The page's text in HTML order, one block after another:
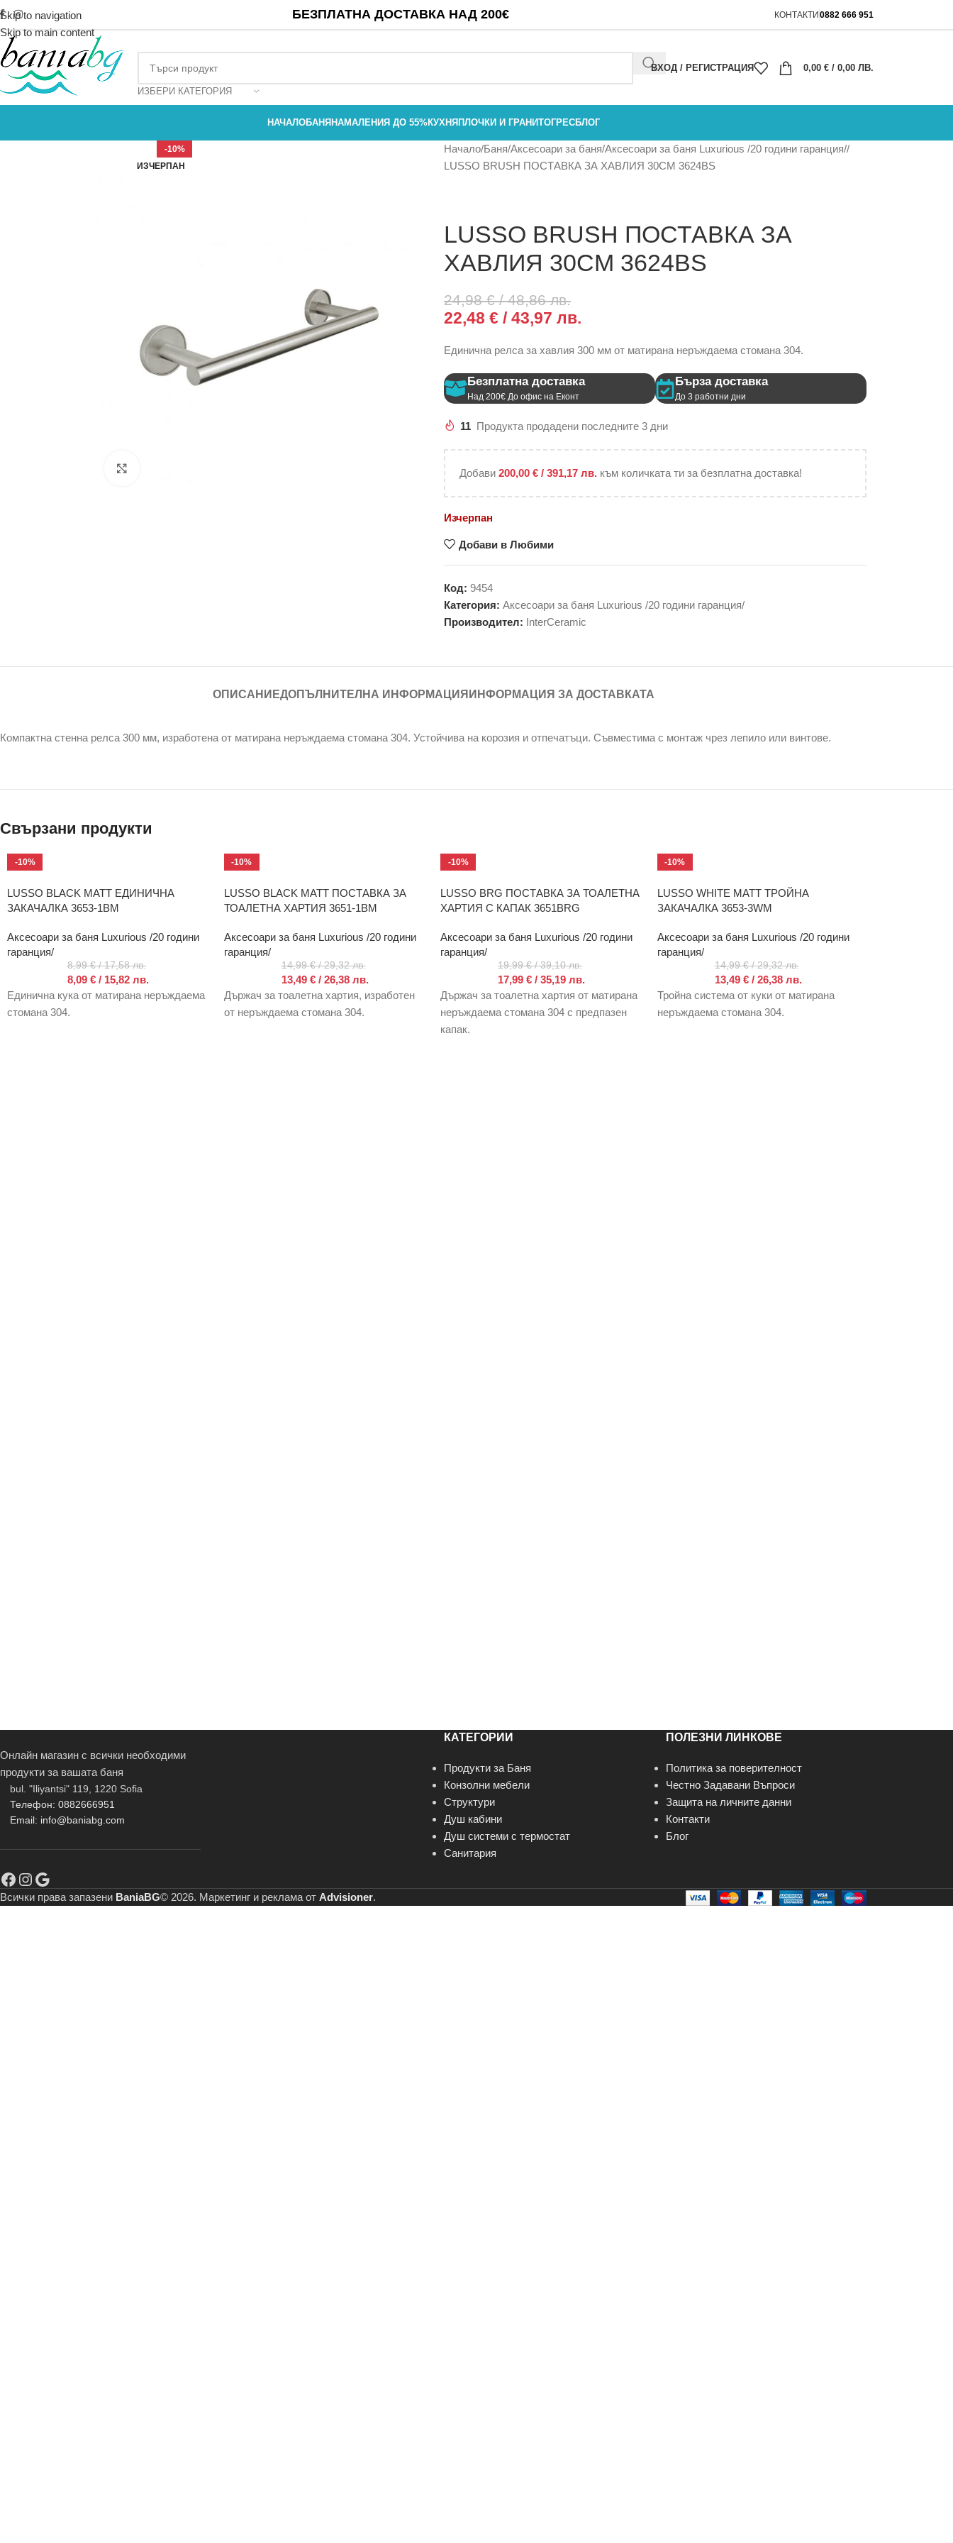
Skip to navigation
Skip to main content
БЕЗПЛАТНА ДОСТАВКА НАД 200€ КОНТАКТИ0882 666 951
ИЗБЕРИ КАТЕГОРИЯ
ВХОД / РЕГИСТРАЦИЯ 0,00 € / 0,00 ЛВ.
НАЧАЛОБАНЯ НАМАЛЕНИЯ ДО 55%КУХНЯ ПЛОЧКИ И ГРАНИТОГРЕСБЛОГ
-10%
ИЗЧЕРПАН
Начало Баня Аксесоари за баня Аксесоари за баня Luxurious /20 години гаранция/
LUSSO BRUSH ПОСТАВКА ЗА ХАВЛИЯ 30СМ 3624BS
LUSSO BRUSH ПОСТАВКА ЗА
ХАВЛИЯ 30СМ 3624BS
24,98€/ 48,86 лв.
22,48 €/ 43,97 лв.
Единична релса за хавлия 300 мм от матирана неръждаема стомана 304.
Безплатна доставка
Над 200€ До офис на Еконт
Бърза доставка
До 3 работни дни
11 Продукта продадени последните 3 дни
Добави 200,00 €/ 391,17 лв. към количката ти за безплатна доставка!
Изчерпан
Добави в Любими
Код: 9454
Категория: Аксесоари за баня Luxurious /20 години гаранция/
Производител: InterCeramic
ОПИСАНИЕДОПЪЛНИТЕЛНА ИНФОРМАЦИЯ ИНФОРМАЦИЯ ЗА ДОСТАВКАТА
Компактна стенна релса 300 мм, изработена от матирана неръждаема стомана 304. Устойчива на корозия и отпечатъци. Съвместима с монтаж чрез лепило или винтове.
Свързани продукти
-10%
LUSSO BLACK MATT ЕДИНИЧНА
ЗАКАЧАЛКА 3653-1BM
Аксесоари за баня Luxurious /20 години
гаранция/
8,99€/ 17,58 лв.
8,09€ / 15,82 лв.
Единична кука от матирана неръждаема
стомана 304.
-10%
LUSSO BLACK MATT ПОСТАВКА ЗА
ТОАЛЕТНА ХАРТИЯ 3651-1BM
Аксесоари за баня Luxurious /20 години
гаранция/
14,99€/ 29,32 лв.
13,49 €/ 26,38 лв.
Държач за тоалетна хартия, изработен
от неръждаема стомана 304.
-10%
LUSSO BRG ПОСТАВКА ЗА ТОАЛЕТНА
ХАРТИЯ С КАПАК 3651BRG
Аксесоари за баня Luxurious /20 години
гаранция/
19,99€/ 39,10 лв.
17,99€ / 35,19 лв.
Държач за тоалетна хартия от матирана
неръждаема стомана 304 с предпазен
капак.
-10%
LUSSO WHITE MATT ТРОЙНА
ЗАКАЧАЛКА 3653-3WM
Аксесоари за баня Luxurious /20 години
гаранция/
14,99€/ 29,32 лв.
13,49 €/ 26,38 лв.
Тройна система от куки от матирана
неръждаема стомана 304.
Онлайн магазин с всички необходими
продукти за вашата баня
bul. "Iliyantsi" 119, 1220 Sofia
Телефон: 0882666951
Email: info@baniabg.com
КАТЕГОРИИ
Продукти за Баня
Конзолни мебели
Структури
Душ кабини
Душ системи с термостат
Санитария
ПОЛЕЗНИ ЛИНКОВЕ
Политика за поверителност
Честно Задавани Въпроси
Защита на личните данни
Контакти
Блог
Всички права запазени BaniaBG© 2026. Маркетинг и реклама от Advisioner.